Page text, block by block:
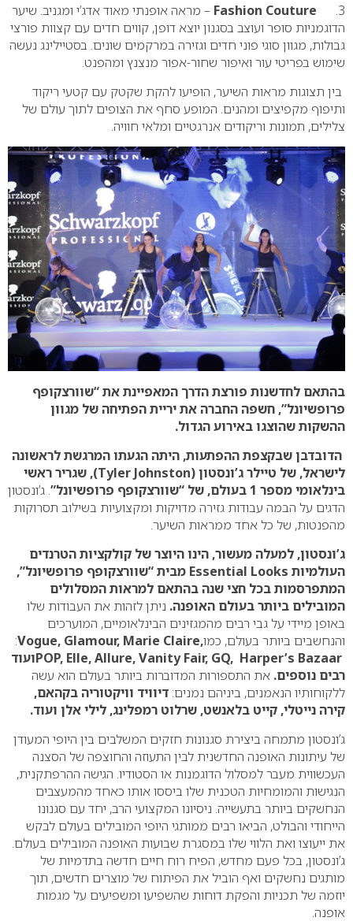
3.
Fashion Couture – מראה אופנתי מאוד אדג’י ומגניב. שיער
הדוגמניות סופר ועוצב בסגנון יוצא דופן, קווים חדים עם קצוות פורצי
גבולות, מגוון סוגי פוני חדים וגזירה במרקמים שונים. בסטיילינג נעשה
שימוש בפריטי עור ואיפור שחור-אפור מנצנץ ומהפנט.
בין תצוגות מראות השיער, הופיעו להקת שקטק עם קטעי ריקוד
ותיפוף מקפיצים ומהנים. המופע סחף את הצופים לתוך עולם של
צלילים, תמונות וריקודים אנרגטיים ומלאי חוויה.
בהתאם לחדשנות פורצת הדרך המאפיינת את “שוורצקופף
פרופשיונל”, חשפה החברה את יריית הפתיחה של מגוון
ההשקות שהוצגו באירוע הגדול.
הדובדבן שבקצפת ההפתעות, היתה הגעתו המרגשת לראשונה
לישראל, של טיילר ג’ונסטון (Tyler Johnston), שגריר ראשי
בינלאומי מספר 1 בעולם, של “שוורצקופף פרופשיונל”
. ג’ונסטון
הדגים על הבמה עבודות גזירה מדויקות ומקצועיות בשילוב תסרוקות
מהפנטות, של כל אחד ממראות השיער.
ג’ונסטון, למעלה מעשור, הינו היוצר של קולקציות הטרנדים
העולמיות Essential Looks מבית “שוורצקופף פרופשיונל”,
המתפרסמות בכל חצי שנה בהתאם למראות המסלולים
המובילים ביותר בעולם האופנה. ניתן לזהות את העבודות שלו
באופן מיידי על גבי רבים מהמגזינים הבינלאומיים, המוערכים
והנחשבים ביותר בעולם, כמו
:Vogue, Glamour, Marie Claire,
POP, Elle, Allure, Vanity Fair, GQ, Harper’s Bazaarועוד
רבים נוספים. את התספורות המדוברות ביותר בעולם הוא עשה
ללקוחותיו הנאמנים, ביניהם נמנים: דיוויד וויקטוריה בקהאם,
קירה נייטלי, קייט בלאנשט, שרלוט רמפלינג, לילי אלן ועוד.
ג’ונסטון מתמחה ביצירת סגנונות חזקים המשלבים בין היופי המעודן
של עיתונות האופנה החדשנית לבין התעוזה והחוצפה של הסצנה
העכשווית מעבר למסלול הדוגמנות או הסטודיו. הגישה ההרפתקנית,
הנגישות והמומחיות הטכנית שלו ביססו אותו כאחד מהמעצבים
הנחשקים ביותר בתעשייה. ניסיונו המקצועי הרב, יחד עם סגנונו
הייחודי והבולט, הביאו רבים ממותגי היופי המובילים בעולם לבקש
את ייעוצו ואת הלווי שלו במסגרת שבועות האופנה המובילים בעולם.
ג’ונסטון, בכל פעם מחדש, הפיח רוח חיים חדשה בתדמיות של
מותגים נחשקים ואף הוביל את הפיתוח של מוצרים חדשים, תוך
יוזמה של תכניות והפקת דוחות שהשפיעו ומשפיעים על מגמות
אופנה.